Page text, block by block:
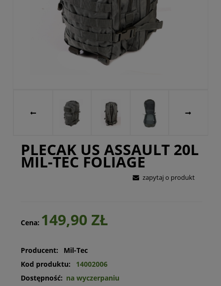
PLECAK US ASSAULT 20L
MIL-TEC FOLIAGE
zapytaj o produkt
Cena: 149,90 ZŁ
Producent:
Mil-Tec
Kod produktu:
14002006
Dostępność: na wyczerpaniu